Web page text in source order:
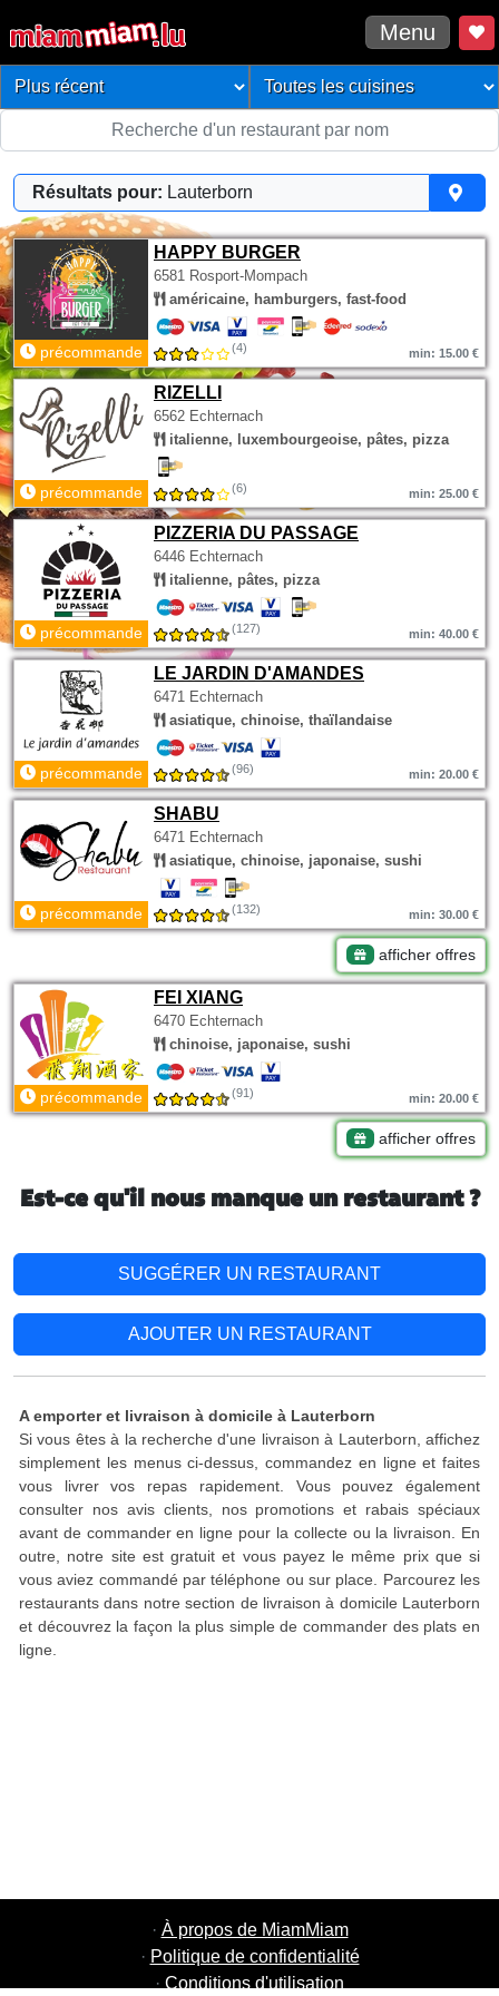
Menu
Résultats pour: Lauterborn
HAPPY BURGER
6581 Rosport-Mompach
américaine, hamburgers, fast-food
précommande (4) min: 15.00 €
RIZELLI
6562 Echternach
italienne, luxembourgeoise, pâtes, pizza
précommande (6) min: 25.00 €
PIZZERIA DU PASSAGE
6446 Echternach
italienne, pâtes, pizza
précommande (127) min: 40.00 €
LE JARDIN D'AMANDES
6471 Echternach
asiatique, chinoise, thaïlandaise
précommande (96) min: 20.00 €
SHABU
6471 Echternach
asiatique, chinoise, japonaise, sushi
précommande (132) min: 30.00 €
afficher offres
FEI XIANG
6470 Echternach
chinoise, japonaise, sushi
précommande (91) min: 20.00 €
afficher offres
Est-ce qu'il nous manque un restaurant ?
SUGGÉRER UN RESTAURANT
AJOUTER UN RESTAURANT
A emporter et livraison à domicile à Lauterborn
Si vous êtes à la recherche d'une livraison à Lauterborn, affichez
simplement les menus ci-dessus, commandez en ligne et faites
vous livrer vos repas rapidement. Vous pouvez également
consulter nos avis clients, nos promotions et rabais spéciaux
avant de commander en ligne pour la collecte ou la livraison. En
outre, notre site est gratuit et vous payez le même prix que si
vous aviez commandé par téléphone ou sur place. Parcourez les
restaurants dans notre section de livraison à domicile Lauterborn
et découvrez la façon la plus simple de commander des plats en
ligne.
· À propos de MiamMiam
· Politique de confidentialité
· Conditions d'utilisation